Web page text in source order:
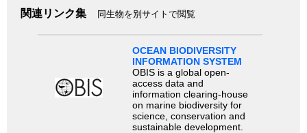
関連リンク集 同生物を別サイトで閲覧
OCEAN BIODIVERSITY
INFORMATION SYSTEM
OBIS is a global open-
access data and
information clearing-house
on marine biodiversity for
science, conservation and
sustainable development.